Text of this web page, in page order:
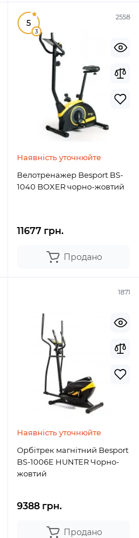
2558
5
3
Наявність уточнюйте
Велотренажер Besport BS-
1040 BOXER чорно-жовтий
11677 грн.
Продано
1871
Наявність уточнюйте
Орбітрек магнітний Besport
BS-1006E HUNTER Чорно-
жовтий
9388 грн.
Продано